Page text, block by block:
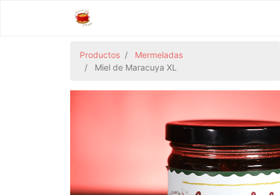
Productos
Mermeladas
Miel de Maracuya XL